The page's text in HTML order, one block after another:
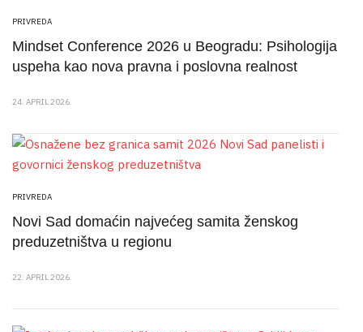
PRIVREDA
Mindset Conference 2026 u Beogradu: Psihologija
uspeha kao nova pravna i poslovna realnost
24. APRIL 2026.
PRIVREDA
Novi Sad domaćin najvećeg samita ženskog
preduzetništva u regionu
22. APRIL 2026.